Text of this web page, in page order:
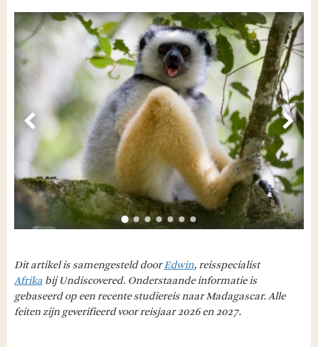
Vorige
Dit artikel is samengesteld doorEdwin, reisspecialist
Afrika bij Undiscovered. Onderstaande informatie is
gebaseerd op een recente studiereis naar Madagascar. Alle
feiten zijn geverifieerd voor reisjaar 2026 en 2027.